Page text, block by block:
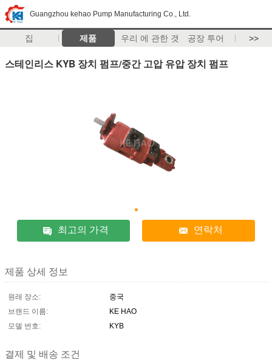
Guangzhou kehao Pump Manufacturing Co., Ltd.
집 제품 우리 에 관한 것 공장 투어 >>
스테인리스 KYB 장치 펌프/중간 고압 유압 장치 펌프
최고의 가격 연락처
제품 상세 정보
원래 장소:
중국
브랜드 이름:
KE HAO
모델 번호:
KYB
결제 및 배송 조건